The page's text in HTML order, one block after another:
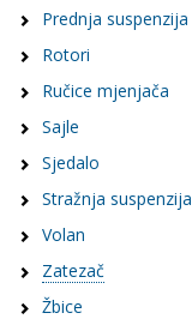
Prednja suspenzija
Rotori
Ručice mjenjača
Sajle
Sjedalo
Stražnja suspenzija
Volan
Zatezač
Žbice